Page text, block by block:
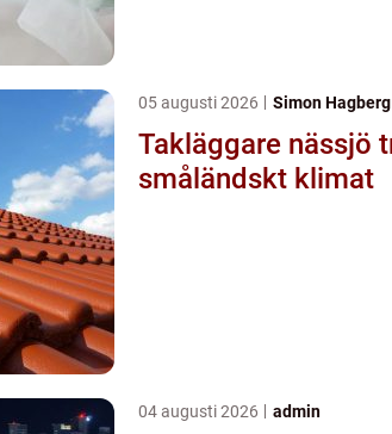
05 augusti 2026 Simon Hagberg
Takläggare nässjö trygga tak i
småländskt klimat
04 augusti 2026 admin